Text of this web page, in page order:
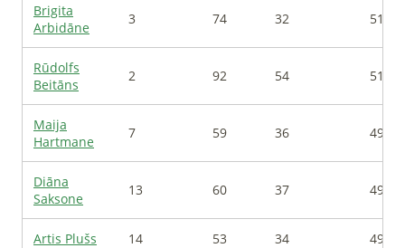
Brigita
Arbidāne
3 74 32 517
Rūdolfs
Beitāns
2 92 54 513
Maija
Hartmane
7 59 36 498
Diāna
Saksone
13 60 37 498
Artis Plušs 14 53 34 494